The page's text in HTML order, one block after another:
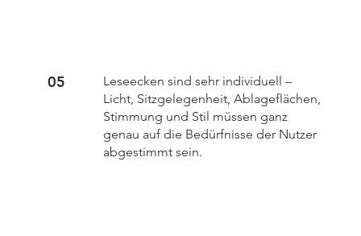
05
Leseecken sind sehr individuell –
Licht, Sitzgelegenheit, Ablageflächen,
Stimmung und Stil müssen ganz
genau auf die Bedürfnisse der Nutzer
abgestimmt sein.